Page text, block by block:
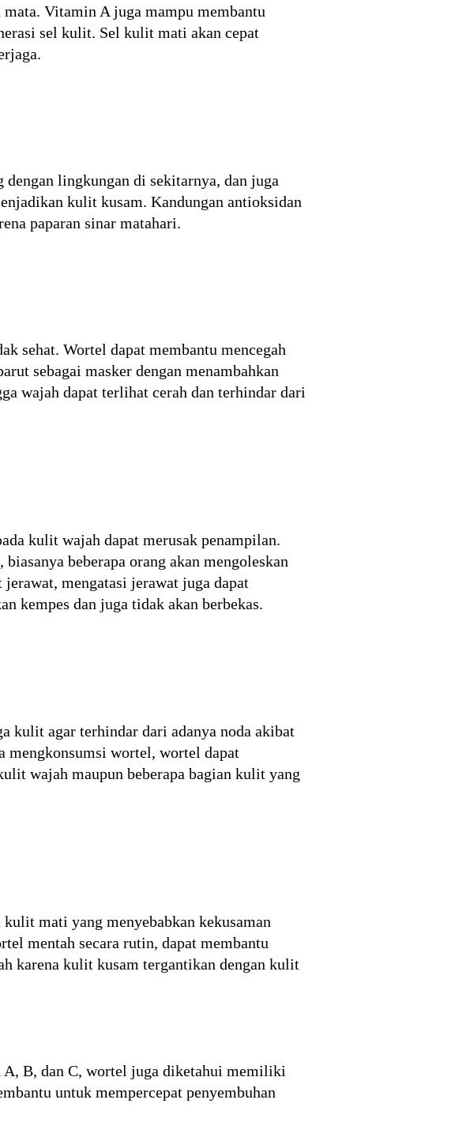
Vitamin A juga mampu membantu
sel kulit. Sel kulit mati akan cepat
lingkungan di sekitarnya, dan juga
kulit kusam. Kandungan antioksidan
paparan sinar matahari.
sehat. Wortel dapat membantu mencegah
sebagai masker dengan menambahkan
wajah dapat terlihat cerah dan terhindar dari
kulit wajah dapat merusak penampilan.
beberapa orang akan mengoleskan
mengatasi jerawat juga dapat
kempes dan juga tidak akan berbekas.
kulit agar terhindar dari adanya noda akibat
mengkonsumsi wortel, wortel dapat
wajah maupun beberapa bagian kulit yang
mati yang menyebabkan kekusaman
mentah secara rutin, dapat membantu
karena kulit kusam tergantikan dengan kulit
B, dan C, wortel juga diketahui memiliki
untuk mempercepat penyembuhan